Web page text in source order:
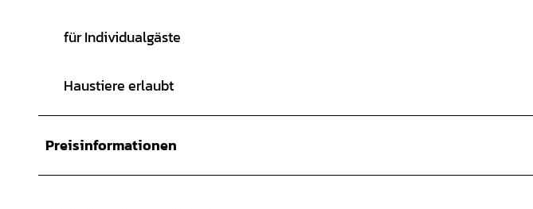
für Individualgäste
Haustiere erlaubt
Preisinformationen